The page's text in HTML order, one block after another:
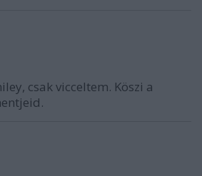
csak vicceltem. Köszi a